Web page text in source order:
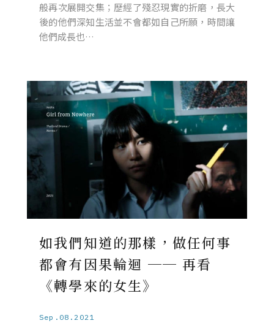
般再次展開交集；歷經了殘忍現實的折磨，長大
後的他們深知生活並不會都如自己所願，時間讓
他們成長也…
如我們知道的那樣，做任何事
都會有因果輪迴 ── 再看
《轉學來的女生》
Sep.08.2021